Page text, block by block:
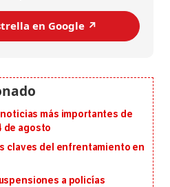
en Google ↗️
más importantes de
de agosto
claves del enfrentamiento en
a policías